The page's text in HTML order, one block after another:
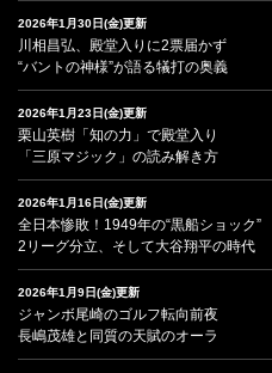
2026年1月30日(金)更新
川相昌弘、殿堂入りに2票届かず
“バントの神様”が語る犠打の奥義
2026年1月23日(金)更新
栗山英樹「知の力」で殿堂入り
「三原マジック」の読み解き方
2026年1月16日(金)更新
全日本惨敗！1949年の“黒船ショック”
2リーグ分立、そして大谷翔平の時代
2026年1月9日(金)更新
ジャンボ尾崎のゴルフ転向前夜
長嶋茂雄と同質の天賦のオーラ